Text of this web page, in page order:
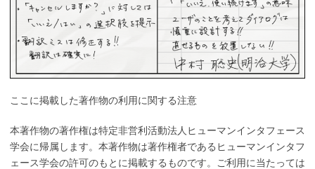
ここに掲載した著作物の利用に関する注意
本著作物の著作権は特定非営利活動法人ヒューマンインタフェース
学会に帰属します。本著作物は著作権者であるヒューマンインタフ
ェース学会の許可のもとに掲載するものです。ご利用に当たっては